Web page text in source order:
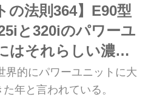
をあらためて取材。こ
時の模様を振り返ってみよ
の試乗記は、Motor
年10月号より）
の法則364】E90型
と320iのパワーユ
はそれらしい濃密
があった
界的にパワーユニットに大
年と言われている。